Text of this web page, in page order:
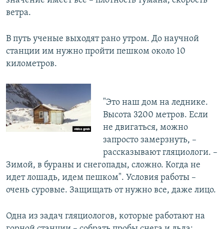
ветра.
В путь ученые выходят рано утром. До научной
станции им нужно пройти пешком около 10
километров.
"Это наш дом на леднике.
Высота 3200 метров. Если
не двигаться, можно
запросто замерзнуть, –
рассказывают гляциологи. –
Зимой, в бураны и снегопады, сложно. Когда не
идет лошадь, идем пешком". Условия работы –
очень суровые. Защищать от нужно все, даже лицо.
Одна из задач гляциологов, которые работают на